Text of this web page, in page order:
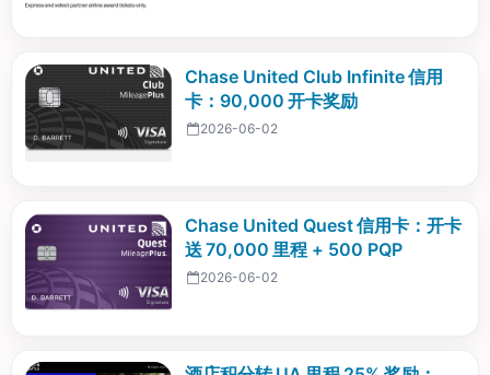
Chase United Club Infinite 信用
卡：90,000 开卡奖励
2026-06-02
Chase United Quest 信用卡：开卡
送 70,000 里程 + 500 PQP
2026-06-02